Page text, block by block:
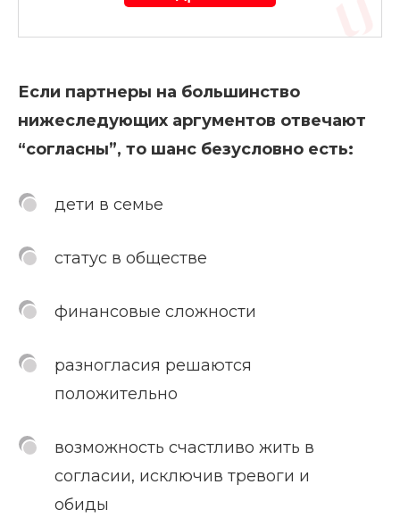
Если партнеры на большинство
нижеследующих аргументов отвечают
“согласны”, то шанс безусловно есть:
дети в семье
статус в обществе
финансовые сложности
разногласия решаются
положительно
возможность счастливо жить в
согласии, исключив тревоги и
обиды